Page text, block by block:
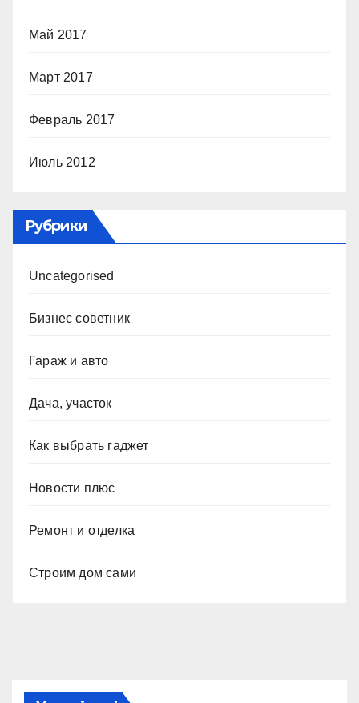
Май 2017
Март 2017
Февраль 2017
Июль 2012
Рубрики
Uncategorised
Бизнес советник
Гараж и авто
Дача, участок
Как выбрать гаджет
Новости плюс
Ремонт и отделка
Строим дом сами